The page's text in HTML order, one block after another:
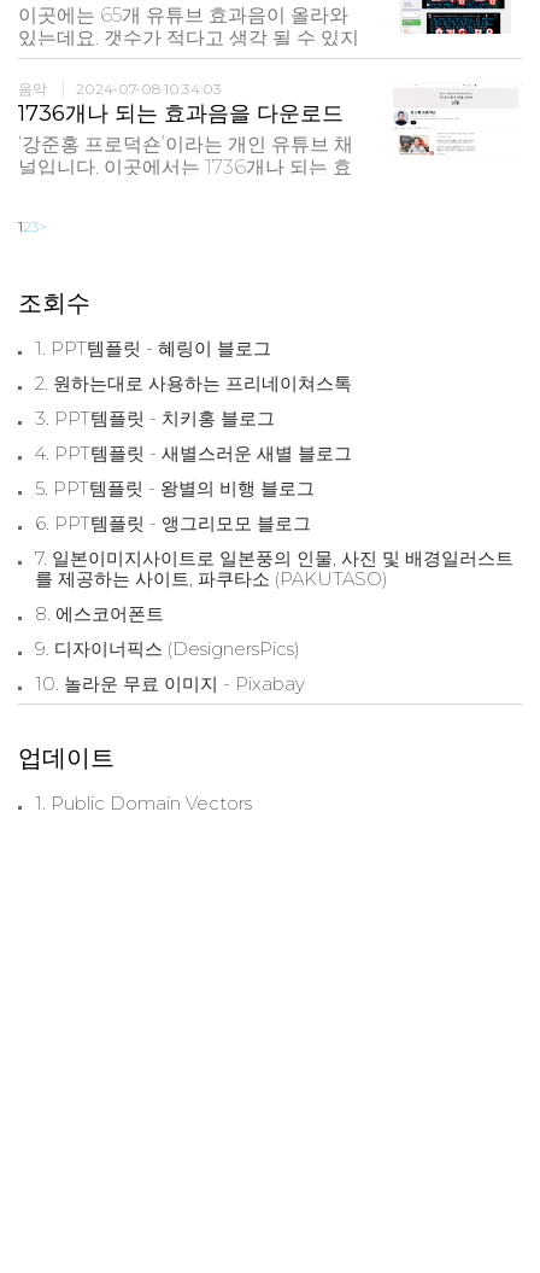
이곳에는 65개 유튜브 효과음이 올라와
있는데요. 갯수가 적다고 생각 될 수 있지
만, 정말 유용한 효과음들만 압축되어 있
다고 보시면 됩니다. 또한 효과음들 여러
가지 다운 받다 보면 음량이 일정치 않아
서 스트레스 받는 경우가 많은데, 여기 올
라온 효과음들은 블로그 운영자가 손수
음량을 조절해 �
음악 2024-07-08 10:34:03
1736개나 되는 효과음을 다운로드
‘강준홍 프로덕숀’이라는 개인 유튜브 채
널입니다. 이곳에서는 1736개나 되는 효
있습니다. 계속 업데이트 되고 있습니다.)
음들이 모두 폴
123>
조회수
1. PPT템플릿 - 혜링이 블로그
2. 원하는대로 사용하는 프리네이쳐스톡
3. PPT템플릿 - 치키홍 블로그
4. PPT템플릿 - 새별스러운 새별 블로그
5. PPT템플릿 - 왕별의 비행 블로그
6. PPT템플릿 - 앵그리모모 블로그
7. 일본이미지사이트로 일본풍의 인물, 사진 및 배경일러스트
를 제공하는 사이트, 파쿠타소 (PAKUTASO)
8. 에스코어폰트
9. 디자이너픽스 (DesignersPics)
10. 놀라운 무료 이미지 - Pixabay
업데이트
1. Public Domain Vectors